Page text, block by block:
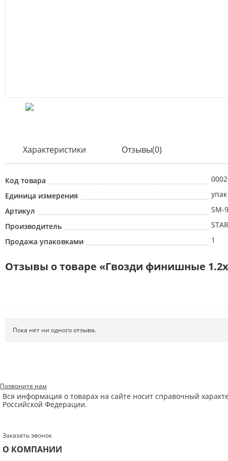
Характеристики Отзывы(0)
Код товара
Единица измерения
упак
Артикул
SM-
Производитель
Продажа упаковками
1
Отзывы о товаре «Гвозди финишные
Введите код с картинки:
Пока нет ни одного отзыва.
Позвоните нам
Вся информация о товарах на сайте носит справочный
Российской Федерации.
Заказать звонок
О КОМПАНИИ